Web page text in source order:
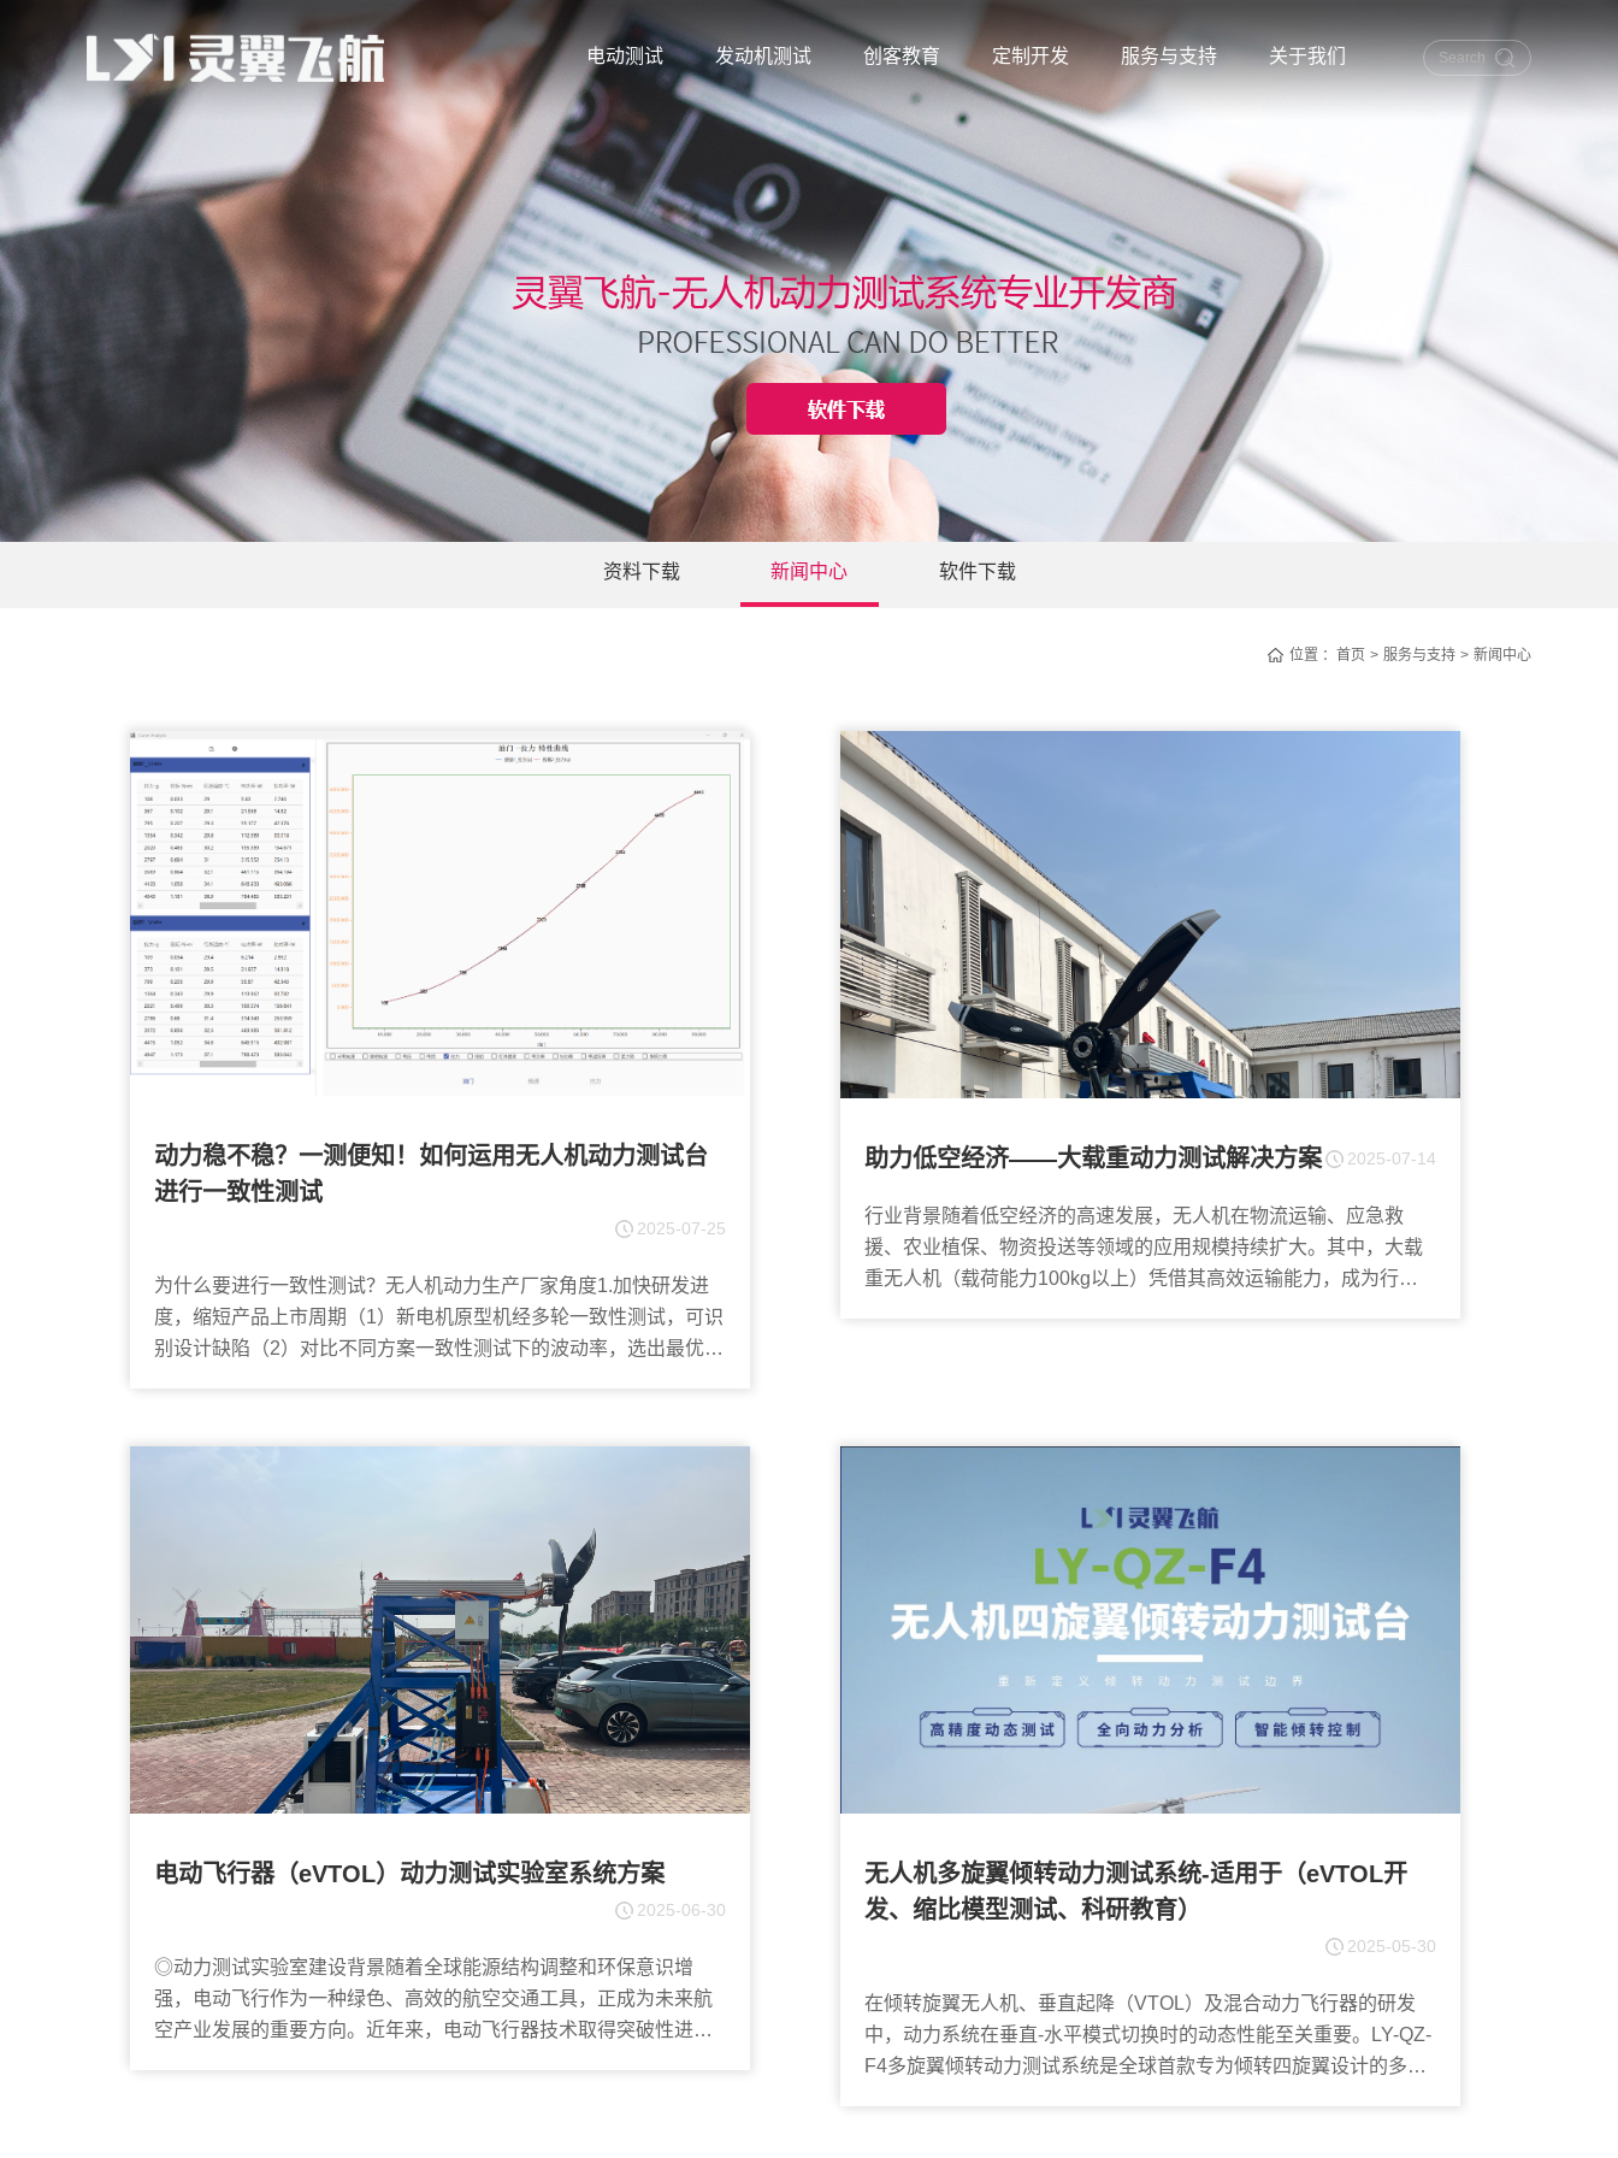
电动测试 发动机测试 创客教育 定制开发 服务与支持 关于我们
资料下载 新闻中心 软件下载
位置 ： 首页 服务与支持 新闻中心
动力稳不稳？一测便知！如何运用无人机动力测试台
进行一致性测试
2025-07-25
为什么要进行一致性测试？无人机动力生产厂家角度1.加快研发进
度，缩短产品上市周期（1）新电机原型机经多轮一致性测试，可识
别设计缺陷（2）对比不同方案一致性测试下的波动率，选出最优方
助力低空经济——大载重动力测试解决方案 2025-07-14
行业背景随着低空经济的高速发展，无人机在物流运输、应急救
援、农业植保、物资投送等领域的应用规模持续扩大。其中，大载
重无人机（载荷能力100kg以上）凭借其高效运输能力，成为行业
电动飞行器（eVTOL）动力测试实验室系统方案
2025-06-30
◎动力测试实验室建设背景随着全球能源结构调整和环保意识增
强，电动飞行作为一种绿色、高效的航空交通工具，正成为未来航
空产业发展的重要方向。近年来，电动飞行器技术取得突破性进
无人机多旋翼倾转动力测试系统-适用于（eVTOL开
发、缩比模型测试、科研教育）
2025-05-30
在倾转旋翼无人机、垂直起降（VTOL）及混合动力飞行器的研发
中，动力系统在垂直-水平模式切换时的动态性能至关重要。LY-QZ-
F4多旋翼倾转动力测试系统是全球首款专为倾转四旋翼设计的多自